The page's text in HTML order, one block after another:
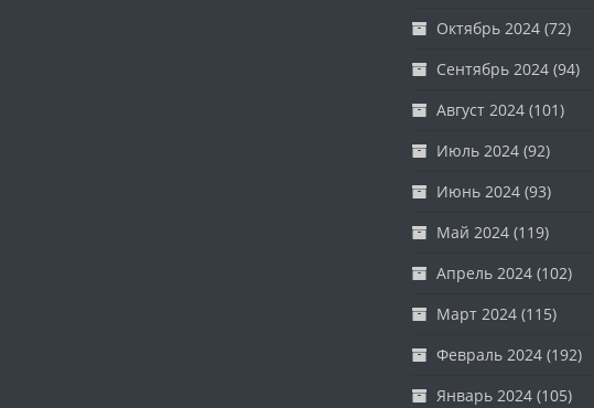
Октябрь 2024(72)
Сентябрь 2024(94)
Август 2024(101)
Июль 2024(92)
Июнь 2024(93)
Май 2024(119)
Апрель 2024(102)
Март 2024(115)
Февраль 2024(192)
Январь 2024(105)